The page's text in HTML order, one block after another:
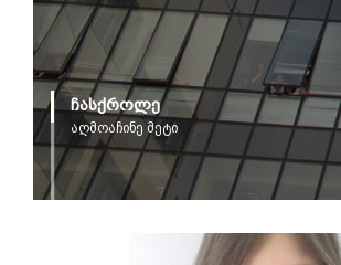
ჩასქროლე
აღმოაჩინე მეტი